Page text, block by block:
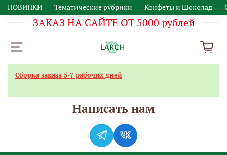
НОВИНКИ Тематические рубрики Конфеты и Шоколад
ЗАКАЗ НА САЙТЕ ОТ 5000 рублей
Сборка заказа 5-7 рабочих дней
Написать нам